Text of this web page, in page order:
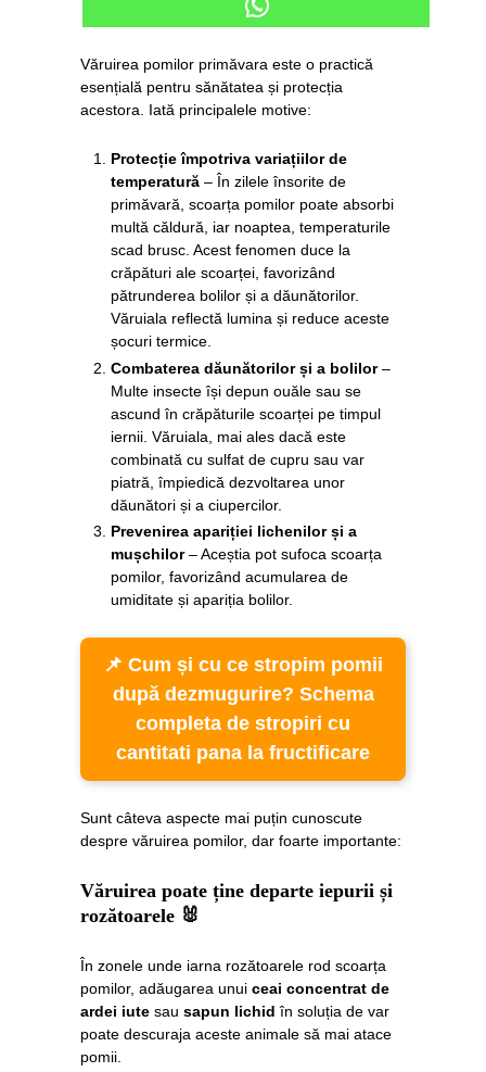
Văruirea pomilor primăvara este o practică
esențială pentru sănătatea și protecția
acestora. Iată principalele motive:
Protecție împotriva variațiilor de
temperatură – În zilele însorite de
primăvară, scoarța pomilor poate absorbi
multă căldură, iar noaptea, temperaturile
scad brusc. Acest fenomen duce la
crăpături ale scoarței, favorizând
pătrunderea bolilor și a dăunătorilor.
Văruiala reflectă lumina și reduce aceste
șocuri termice.
Combaterea dăunătorilor și a bolilor–
Multe insecte își depun ouăle sau se
ascund în crăpăturile scoarței pe timpul
iernii. Văruiala, mai ales dacă este
combinată cu sulfat de cupru sau var
piatră, împiedică dezvoltarea unor
dăunători și a ciupercilor.
Prevenirea apariției lichenilor și a
mușchilor– Aceștia pot sufoca scoarța
pomilor, favorizând acumularea de
umiditate și apariția bolilor.
📌 Cum și cu ce stropim pomii
după dezmugurire? Schema
completa de stropiri cu
cantitati pana la fructificare
Sunt câteva aspecte mai puțin cunoscute
despre văruirea pomilor, dar foarte importante:
Văruirea poate ține departe iepurii și
rozătoarele 🐰
În zonele unde iarna rozătoarele rod scoarța
pomilor, adăugarea unui ceai concentrat de
ardei iute sau sapun lichid în soluția de var
poate descuraja aceste animale să mai atace
pomii.